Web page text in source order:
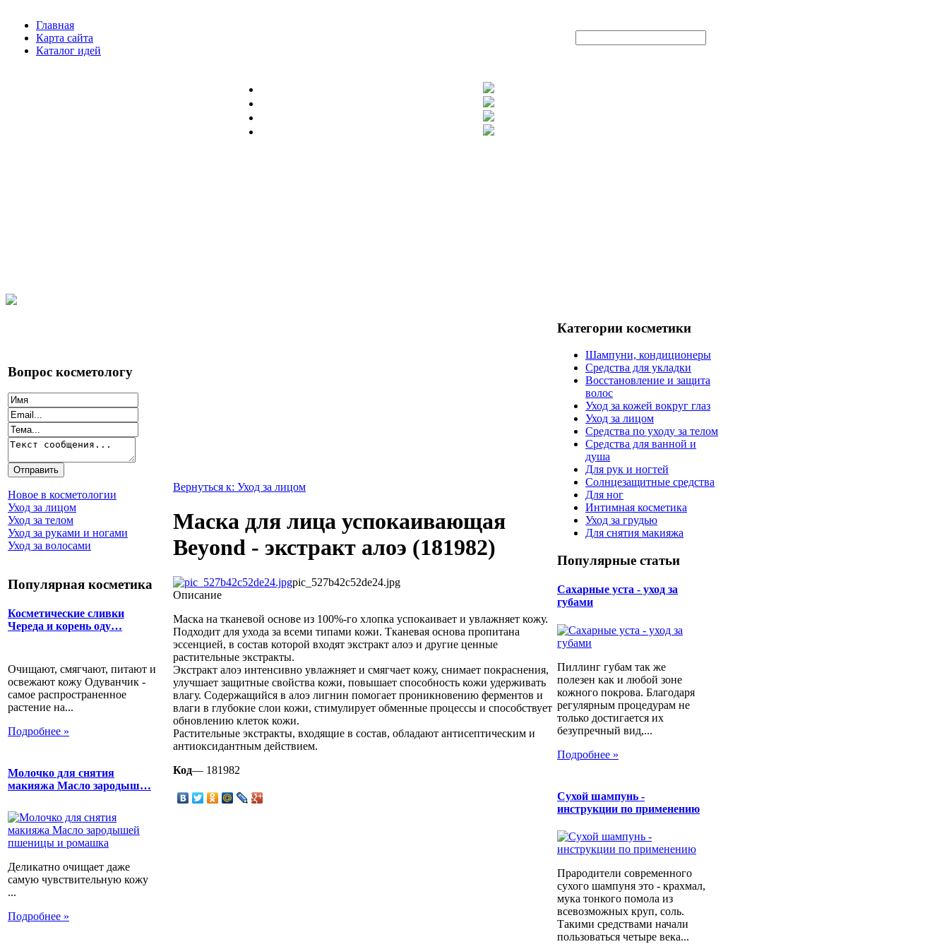
Главная
Карта сайта
Каталог идей
Вопрос косметологу
Новое в косметологии
Уход за лицом
Уход за телом
Уход за руками и ногами
Уход за волосами
Популярная косметика
Косметические сливки
Череда и корень оду…
Очищают, смягчают, питают и
освежают кожу Одуванчик -
самое распространенное
растение на...
Подробнее »
Молочко для снятия
макияжа Масло зародыш…
Деликатно очищает даже
самую чувствительную кожу
...
Подробнее »
Вернуться к: Уход за лицом
Маска для лица успокаивающая
Beyond - экстракт алоэ (181982)
pic_527b42c52de24.jpg
Описание
Маска на тканевой основе из 100%-го хлопка успокаивает и увлажняет кожу.
Подходит для ухода за всеми типами кожи. Тканевая основа пропитана
эссенцией, в состав которой входят экстракт алоэ и другие ценные
растительные экстракты.
Экстракт алоэ интенсивно увлажняет и смягчает кожу, снимает покраснения,
улучшает защитные свойства кожи, повышает способность кожи удерживать
влагу. Содержащийся в алоэ лигнин помогает проникновению ферментов и
влаги в глубокие слои кожи, стимулирует обменные процессы и способствует
обновлению клеток кожи.
Растительные экстракты, входящие в состав, обладают антисептическим и
антиоксидантным действием.
Код— 181982
Категории косметики
Шампуни, кондиционеры
Средства для укладки
Восстановление и защита
волос
Уход за кожей вокруг глаз
Уход за лицом
Средства по уходу за телом
Средства для ванной и
душа
Для рук и ногтей
Солнцезащитные средства
Для ног
Интимная косметика
Уход за грудью
Для снятия макияжа
Популярные статьи
Сахарные уста - уход за
губами
Пиллинг губам так же
полезен как и любой зоне
кожного покрова. Благодаря
регулярным процедурам не
только достигается их
безупречный вид,...
Подробнее »
Сухой шампунь -
инструкции по применению
Прародители современного
сухого шампуня это - крахмал,
мука тонкого помола из
всевозможных круп, соль.
Такими средствами начали
пользоваться четыре века...